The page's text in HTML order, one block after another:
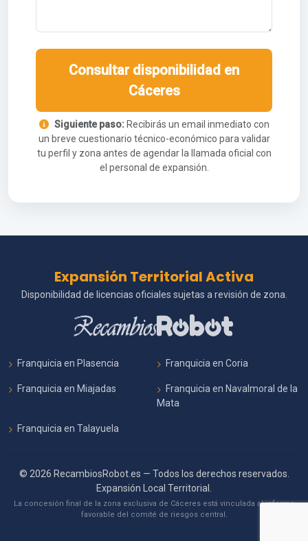
Consultar disponibilidad en
Cáceres
Siguiente paso:Recibirás un email inmediato con
un breve cuestionario técnico-económico para validar
tu perfil y zona antes de agendar la llamada oficial con
el personal de expansión.
Expansión Territorial Activa
Disponibilidad de licencias oficiales sujetas a revisión de zona.
Franquicia en Plasencia Franquicia en Coria
Franquicia en Miajadas
Franquicia en Navalmoral de la
Mata
Franquicia en Talayuela
© 2026 RecambiosRobot.es — Todos los derechos reservados.
Expansión Local Territorial.
La concesión final de la zona exclusiva de Cáceres está vinculada al informe
favorable del comité de riesgos central.